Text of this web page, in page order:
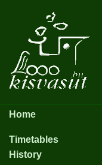
Home
Timetables
History